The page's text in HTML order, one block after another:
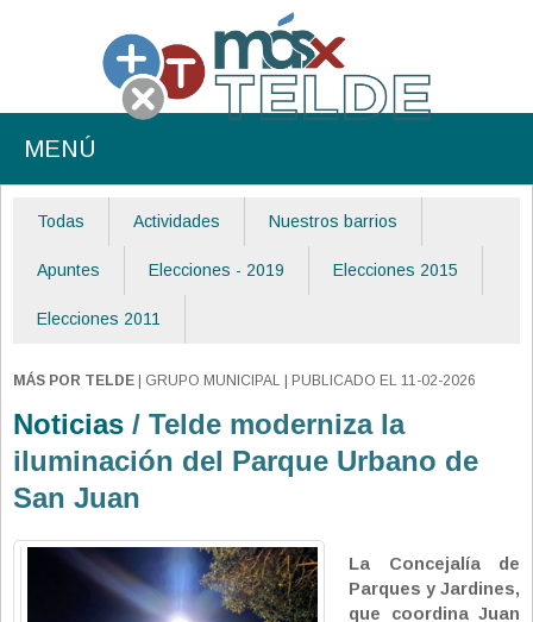
MENÚ
Todas Actividades Nuestros barrios
Apuntes Elecciones - 2019 Elecciones 2015
Elecciones 2011
MÁS POR TELDE | GRUPO MUNICIPAL | PUBLICADO EL 11-02-2026
Noticias / Telde moderniza la
iluminación del Parque Urbano de
San Juan
La Concejalía de
Parques y Jardines,
que coordina Juan